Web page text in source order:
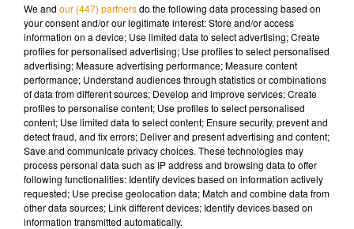
parvenus à ranimer la victime. Une enquête a été ouverte
pour déterminer les circonstances de cet accident
domestique. Pour l'heure, la marque du robot n'a pas été
communiquée aux autorités. Les accidents domestiques
sont latroisième cause de mortalité en France.3.000
personnes meurent chaque années étouffées, comme le
rappelleLe Monde.
Musique
We and our (447) partnersdo the following data processing based on
your consent and/or our legitimate interest: Store and/or access
information on a device; Use limited data to select advertising; Create
profiles for personalised advertising; Use profiles to select personalised
advertising; Measure advertising performance; Measure content
performance; Understand audiences through statistics or combinations
of data from different sources; Develop and improve services; Create
profiles to personalise content; Use profiles to select personalised
content; Use limited data to select content; Ensure security, prevent and
detect fraud, and fix errors; Deliver and present advertising and content;
Save and communicate privacy choices. These technologies may
process personal data such as IP address and browsing data to offer
following functionalities: Identify devices based on information actively
requested; Use precise geolocation data; Match and combine data from
other data sources; Link different devices; Identify devices based on
information transmitted automatically.